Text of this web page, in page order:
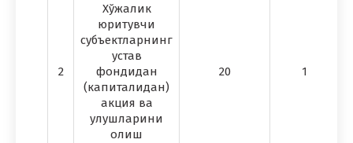
2
Хўжалик
юритувчи
субъектларнинг
устав
фондидан
(капиталидан)
акция ва
улушларини
олиш
20 18